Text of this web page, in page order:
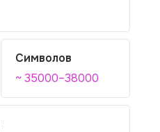
Символов
~ 35000–38000